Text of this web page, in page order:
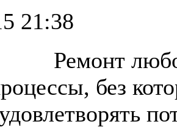
21:38
Ремонт
без